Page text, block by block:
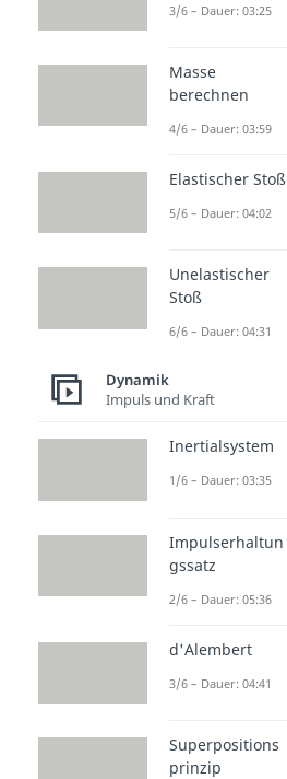
3/6 – Dauer: 03:25
Masse
berechnen
4/6 – Dauer: 03:59
Elastischer Stoß
5/6 – Dauer: 04:02
Unelastischer
Stoß
6/6 – Dauer: 04:31
Dynamik
Impuls und Kraft
Inertialsystem
1/6 – Dauer: 03:35
Impulserhaltun
gssatz
2/6 – Dauer: 05:36
d'Alembert
3/6 – Dauer: 04:41
Superpositions
prinzip